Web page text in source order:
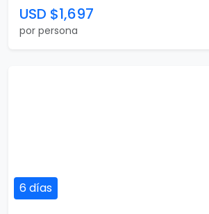
USD $1,697
por persona
6 días